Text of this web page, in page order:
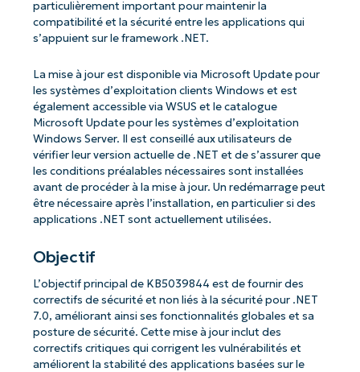
particulièrement important pour maintenir la
compatibilité et la sécurité entre les applications qui
s’appuient sur le framework .NET.
La mise à jour est disponible via Microsoft Update pour
les systèmes d’exploitation clients Windows et est
également accessible via WSUS et le catalogue
Microsoft Update pour les systèmes d’exploitation
Windows Server. Il est conseillé aux utilisateurs de
vérifier leur version actuelle de .NET et de s’assurer que
les conditions préalables nécessaires sont installées
avant de procéder à la mise à jour. Un redémarrage peut
être nécessaire après l’installation, en particulier si des
applications .NET sont actuellement utilisées.
Objectif
L’objectif principal de KB5039844 est de fournir des
correctifs de sécurité et non liés à la sécurité pour .NET
7.0, améliorant ainsi ses fonctionnalités globales et sa
posture de sécurité. Cette mise à jour inclut des
correctifs critiques qui corrigent les vulnérabilités et
améliorent la stabilité des applications basées sur le